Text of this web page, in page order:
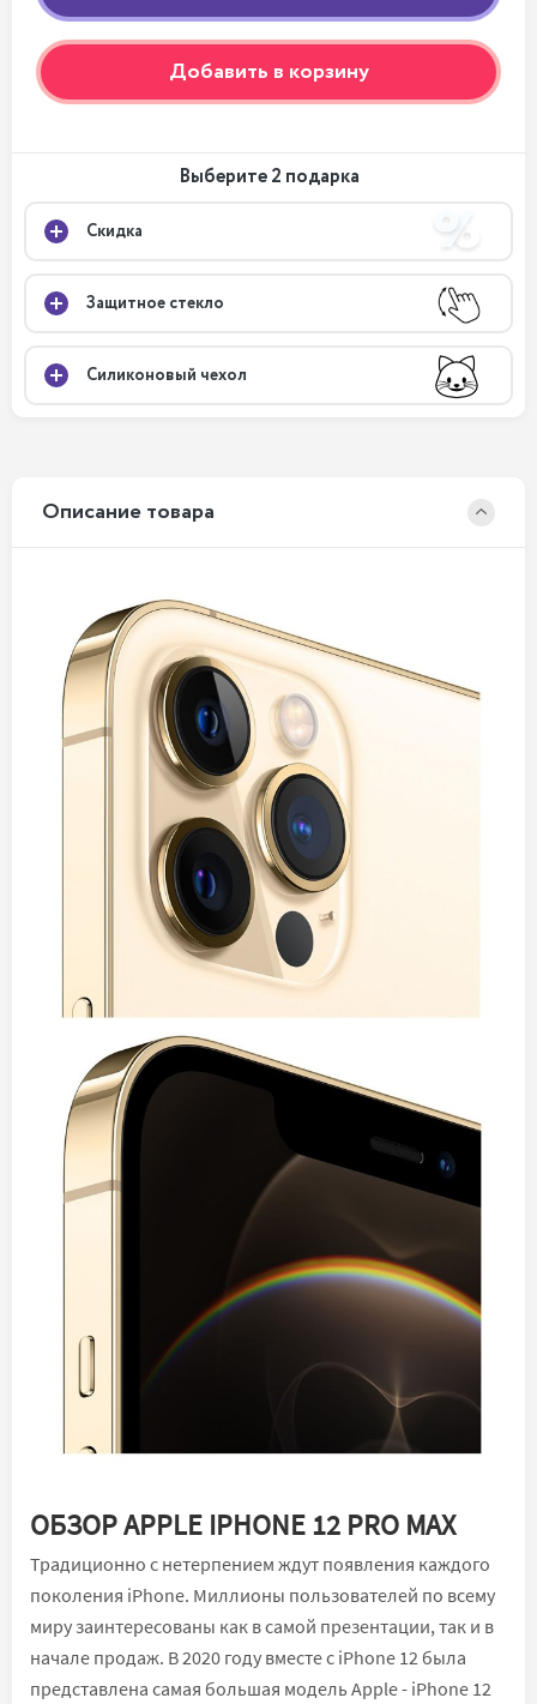
Добавить в корзину
Выберите 2 подарка
Скидка
Защитное стекло
Силиконовый чехол
Описание товара
ОБЗОР APPLE IPHONE 12 PRO MAX
Традиционно с нетерпением ждут появления каждого
поколения iPhone. Миллионы пользователей по всему
миру заинтересованы как в самой презентации, так и в
начале продаж. В 2020 году вместе с iPhone 12 была
представлена ​​самая большая модель Apple - iPhone 12